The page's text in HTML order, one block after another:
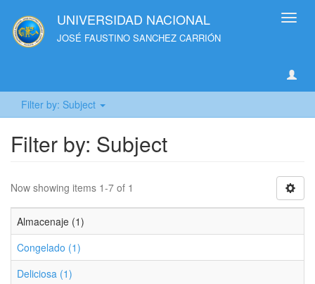
UNIVERSIDAD NACIONAL
JOSÉ FAUSTINO SANCHEZ CARRIÓN
Filter by: Subject
Filter by: Subject
Now showing items 1-7 of 1
Almacenaje (1)
Congelado (1)
Deliciosa (1)